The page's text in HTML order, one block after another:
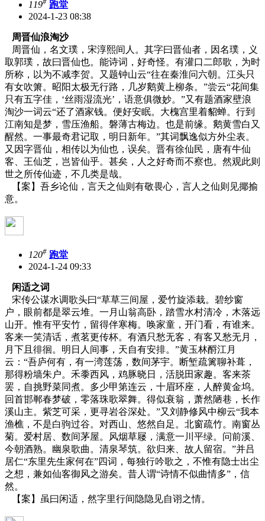
119
跑堂
2024-1-23 08:38
周晋仙浪淘沙
周晋仙，名文璞，宋淳熙间人。其字曰晋仙者，因名璞，义
取郭璞，故曰晋仙也。能诗词，好奇怪。有灌口二郎歌，为时
所称，以为不减李贺。又题钟山云“往在秦淮问六朝。江头只
有女吹箫。昭阳太极无行路，几岁鹅黄上柳条。”尝云“花间集
只有五字佳，‘丝雨湿流光’，语意俱微妙。”又有题酒家壁浪
淘沙一词云“还了酒家钱。便好安眠。大槐宫里着貂蝉。行到
江南知是梦，雪压渔船。磐薄古梅边。也是前缘。鹅黄雪白又
醒然。一事最奇君记取，明日新年。”其词飘逸似方外尘表。
又因字晋仙，相传以为仙也，误矣。晋有徐仙民，唐有牛仙
客、王仙芝，岂皆仙乎。甚矣，人之好奇而不察也。然观此则
世之所传仙迹，不几类是哉。
【案】吾乡论仙，言天之仙则有敬畏心，言人之仙则见揶揄
意。
120# 跑堂
2024-1-24 09:33
闲适之词
宋传公谋水调歌头曰“草草三间屋，爱竹旋添栽。碧纱窗
户，眼前都是翠云堆。一月山翁高卧，踏雪水村清冷，木落远
山开。惟有平安竹，留得伴寒梅。唤家童，开门看，有谁来。
客来一笑清话，煮茗更传杯。有酒只愁无客，有客又愁无月，
月下且徘徊。明日人间事，天自有安排。”黄玉林酹江月
云：“吾庐何有，有一湾莲荡，数间茅宇。断堑疏篱聊补葺，
那得粉墙朱户。禾黍西风，鸡豚晓日，活脱田家趣。客来茶
罢，自挑野菜同煮。多少甲第连云，十眉环座，人醉黄金坞。
回首邯郸春梦破，零落珠歌翠舞。得似衰翁，萧然陋巷，长作
溪山主。紫芝可采，更寻岩谷深处。”又刘静修风中柳云“我本
渔樵，不是白驹过谷。对西山、悠然自足。北窗疏竹。南窗丛
菊。爱村居、数间茅屋。风烟草屦，满意一川平绿。问前溪、
今朝酒熟。幽泉歌曲。清泉琴筑。欲归来、故人留宿。”并吕
居仁“东里先生家何在”四词，每独行吟歌之，不惟有隐士出尘
之想，兼如仙客御风之游矣。昔人谓“诗情不似曲情多”，信
然。
【案】虽曰闲适，然字里行间隐隐见自诩之情。